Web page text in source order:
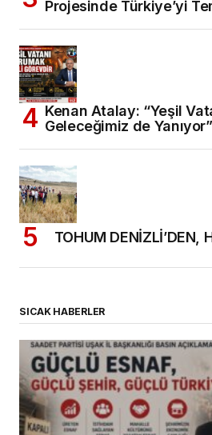
Projesinde Türkiye’yi
Kenan Atalay: “Yeşil
Geleceğimiz de Yanıyor”
TOHUM DENİZLİ’DEN,
SICAK HABERLER